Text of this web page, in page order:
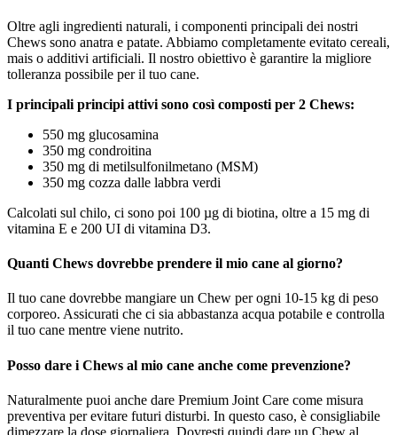
Oltre agli ingredienti naturali, i componenti principali dei nostri
Chews sono anatra e patate. Abbiamo completamente evitato cereali,
mais o additivi artificiali. Il nostro obiettivo è garantire la migliore
tolleranza possibile per il tuo cane.
I principali principi attivi sono così composti per 2 Chews:
550 mg glucosamina
350 mg condroitina
350 mg di metilsulfonilmetano (MSM)
350 mg cozza dalle labbra verdi
Calcolati sul chilo, ci sono poi 100 µg di biotina, oltre a 15 mg di
vitamina E e 200 UI di vitamina D3.
Quanti Chews dovrebbe prendere il mio cane al giorno?
Il tuo cane dovrebbe mangiare un Chew per ogni 10-15 kg di peso
corporeo. Assicurati che ci sia abbastanza acqua potabile e controlla
il tuo cane mentre viene nutrito.
Posso dare i Chews al mio cane anche come prevenzione?
Naturalmente puoi anche dare Premium Joint Care come misura
preventiva per evitare futuri disturbi. In questo caso, è consigliabile
dimezzare la dose giornaliera. Dovresti quindi dare un Chew al